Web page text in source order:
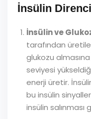
İnsülin
İnsülin ve
tarafından
glukozu
seviyesi
enerji üretir.
bu insülin
insülin salınması